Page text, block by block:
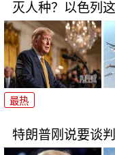
灭人种？以色列
最热
特朗普刚说要谈